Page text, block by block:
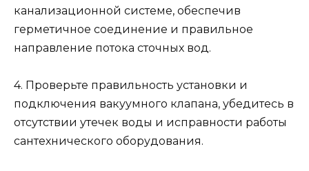
канализационной системе, обеспечив
герметичное соединение и правильное
направление потока сточных вод.
4. Проверьте правильность установки и
подключения вакуумного клапана, убедитесь в
отсутствии утечек воды и исправности работы
сантехнического оборудования.